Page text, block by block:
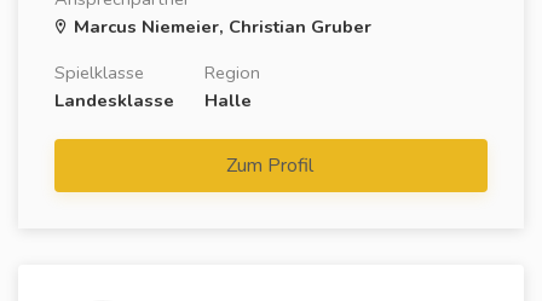
Marcus Niemeier, Christian Gruber
Spielklasse
Landesklasse
Region
Halle
Zum Profil